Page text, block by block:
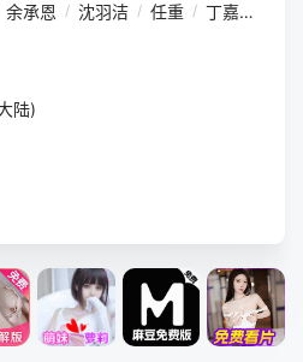
秘密。
余承恩 / 沈羽洁 / 任重 / 丁嘉丽
陆)